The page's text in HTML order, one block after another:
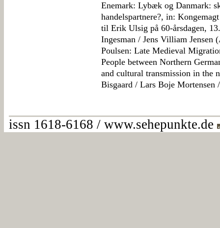
Enemark: Lybæk og Danmark:
handelspartnere?, in:
til Erik Ulsig på 60-årsdagen,
Ingesman / Jens Villiam Jensen
Poulsen: Late Medieval
People between Northern
and cultural transmission in the
Bisgaard / Lars Boje Mortensen
issn 1618-6168 / www.sehepunkte.de